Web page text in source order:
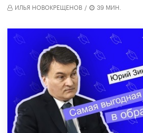
ИЛЬЯ НОВОКРЕЩЕНОВ / 39 МИН.